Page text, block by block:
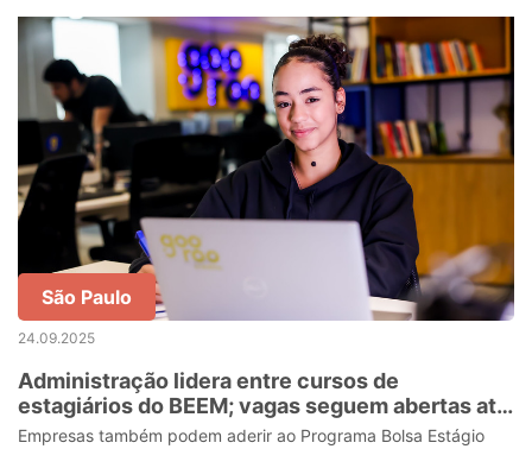
São Paulo
24.09.2025
Administração lidera entre cursos de
estagiários do BEEM; vagas seguem abertas até
novembro
Empresas também podem aderir ao Programa Bolsa Estágio